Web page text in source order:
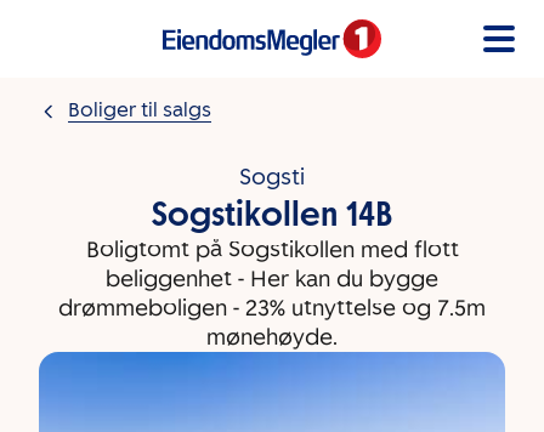
Boliger til salgs
Sogsti
Sogstikollen 14B
Boligtomt på Sogstikollen med flott
beliggenhet - Her kan du bygge
drømmeboligen - 23% utnyttelse og 7.5m
mønehøyde.